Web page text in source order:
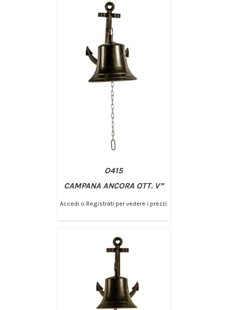
DETTAGLI
DETTAGLI
O415
CAMPANA ANCORA OTT. V”
Accedi o Registrati per vedere i prezzi.